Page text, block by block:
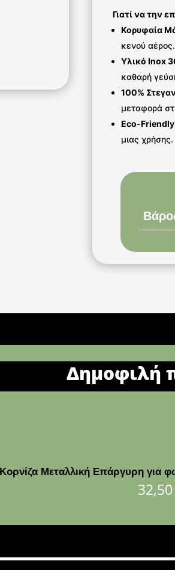
Γιατί να την
Κορυφαία
κενού αέρος.
Υλικό Inox
καθαρή
100%
μεταφορά
Eco-
μιας χρήσης.
Δημοφιλή
Κορνίζα Μεταλλική Επάργυρη για
32,50